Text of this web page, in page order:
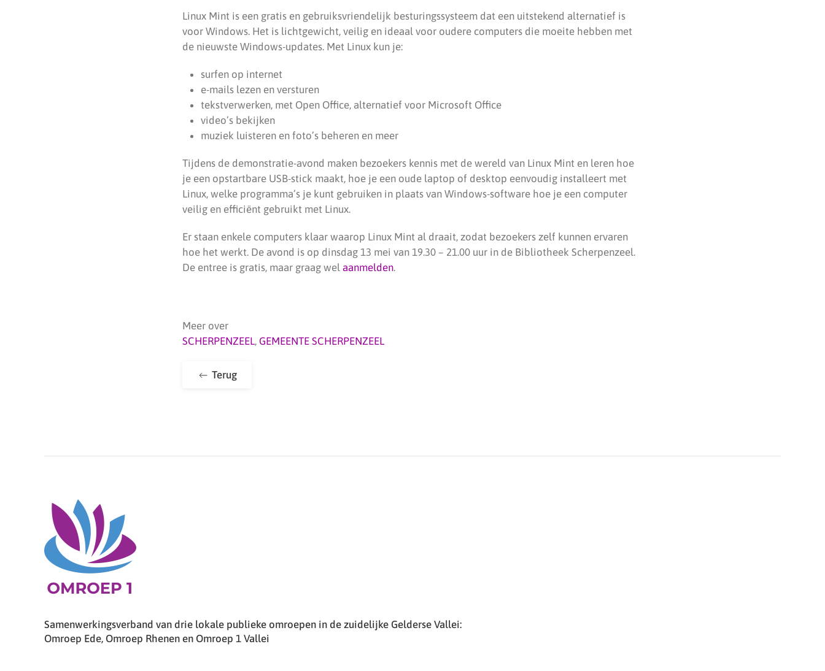
Linux Mint is een gratis en gebruiksvriendelijk besturingssysteem dat een uitstekend alternatief is
voor Windows. Het is lichtgewicht, veilig en ideaal voor oudere computers die moeite hebben met
de nieuwste Windows-updates. Met Linux kun je:
surfen op internet
e-mails lezen en versturen
tekstverwerken, met Open Office, alternatief voor Microsoft Office
video’s bekijken
muziek luisteren en foto’s beheren en meer
Tijdens de demonstratie-avond maken bezoekers kennis met de wereld van Linux Mint en leren hoe
je een opstartbare USB-stick maakt, hoe je een oude laptop of desktop eenvoudig installeert met
Linux, welke programma’s je kunt gebruiken in plaats van Windows-software hoe je een computer
veilig en efficiënt gebruikt met Linux.
Er staan enkele computers klaar waarop Linux Mint al draait, zodat bezoekers zelf kunnen ervaren
hoe het werkt. De avond is op dinsdag 13 mei van 19.30 – 21.00 uur in de Bibliotheek Scherpenzeel.
De entree is gratis, maar graag wel aanmelden.
Meer over
SCHERPENZEEL, GEMEENTE SCHERPENZEEL
Terug
Samenwerkingsverband van drie lokale publieke omroepen in de zuidelijke Gelderse Vallei:
Omroep Ede, Omroep Rhenen en Omroep 1 Vallei